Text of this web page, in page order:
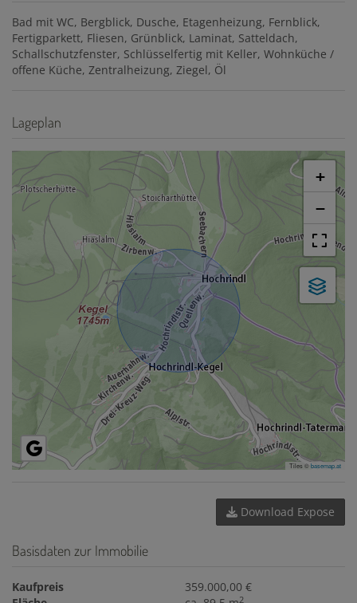
Bad mit WC Bergblick Dusche Etagenheizung Fernblick
Fertigparkett Fliesen Grünblick Laminat Satteldach
Schallschutzfenster Schlüsselfertig mit Keller Wohnküche /
offene Küche Zentralheizung Ziegel Öl
Lageplan
+
−
Tiles ©basemap.at
Download Expose
Basisdaten zur Immobilie
Kaufpreis
359.000,00 €
2